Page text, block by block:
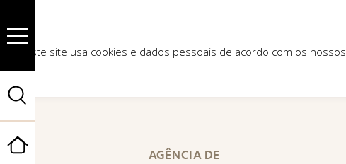
AGÊNCIA DE
Este site usa cookies e dados pessoais de acordo com os nossos